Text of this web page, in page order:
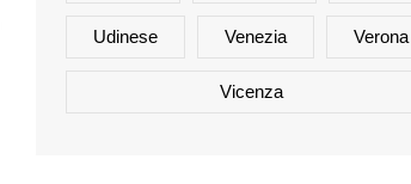
Udinese Venezia Verona
Vicenza